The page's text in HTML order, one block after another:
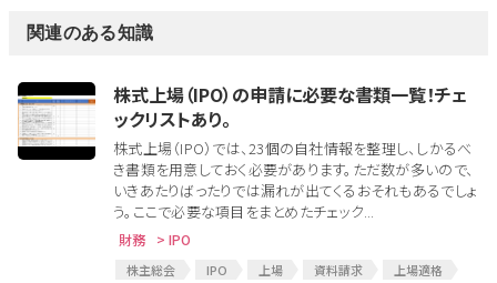
関連のある知識
株式上場（IPO）の申請に必要な書類一覧！チェ
ックリストあり。
株式上場（IPO）では、23個の自社情報を整理し、しかるべ
き書類を用意しておく必要があります。ただ数が多いので、
いきあたりばったりでは漏れが出てくるおそれもあるでしょ
う。ここで必要な項目をまとめたチェック...
財務 > IPO
株主総会 IPO 上場 資料請求
上場適格